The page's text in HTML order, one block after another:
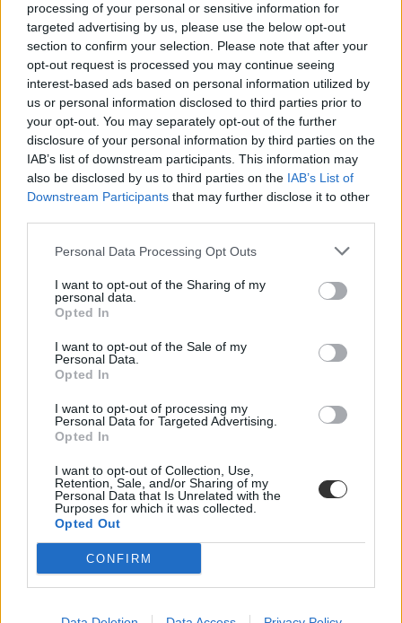
processing of your personal or sensitive information for
targeted advertising by us, please use the below opt-out
section to confirm your selection. Please note that after your
opt-out request is processed you may continue seeing
interest-based ads based on personal information utilized by
us or personal information disclosed to third parties prior to
your opt-out. You may separately opt-out of the further
disclosure of your personal information by third parties on the
IAB’s list of downstream participants. This information may
also be disclosed by us to third parties on the IAB’s List of
Downstream Participants that may further disclose it to other
Personal Data Processing Opt Outs
I want to opt-out of the Sharing of my
personal data.
Opted In
I want to opt-out of the Sale of my
Personal Data.
Opted In
I want to opt-out of processing my
Personal Data for Targeted Advertising.
Opted In
I want to opt-out of Collection, Use,
Retention, Sale, and/or Sharing of my
Personal Data that Is Unrelated with the
Purposes for which it was collected.
Opted Out
CONFIRM
Nagypénteken tojásfestésen vehetnek részt a látogatók és
megismerkedhetnek a különböző böjti ételekkel. Nagyszombaton a
református és katolikus ünnepi asztalok terítési szokásait mutatják
be, a móka pedig vasárnap és hétfőn indul el igazán, ugyanis
különböző kézműves foglalkozásokon lehet majd részt venni.
Fafaragáson át, megtanulni a szövés mesterségét, kölnit lehet majd
készíteni, illetve a klasszikus tavaszi vásároknak megfelelően lesz
kosaras körhinta is és tánctanoda.
A kisebbeknek kincsekreséssel is készülnek, amíg a felnőttek
körülnéznek a falusi vásárban.